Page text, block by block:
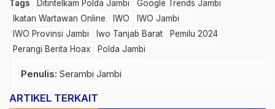
Tags Ditintelkam Polda Jambi
Google Trends Jambi
Ikatan Wartawan Online
IWO
IWO Jambi
IWO Provinsi Jambi
Iwo Tanjab Barat
Pemilu 2024
Perangi Berita Hoax
Polda Jambi
Penulis: Serambi Jambi
ARTIKEL TERKAIT